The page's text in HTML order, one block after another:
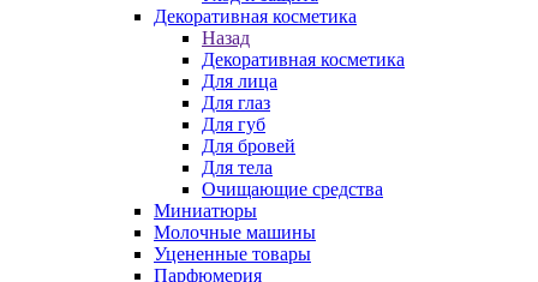
Декоративная косметика
Назад
Декоративная косметика
Для лица
Для глаз
Для губ
Для бровей
Для тела
Очищающие средства
Миниатюры
Молочные машины
Уцененные товары
Парфюмерия